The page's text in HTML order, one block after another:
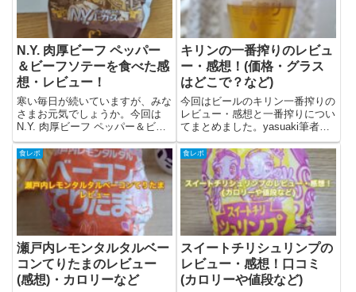
N.Y. 肉厚ビーフ ペッパー
＆ビーフソテーを食べた感
想・レビュー！
寒い毎日が続いていますが、みな
さまお元気でしょうか。今回は
N.Y. 肉厚ビーフ ペッパー＆ビー
フソテーを食べたので、商品の紹
介とレビューを書いています！
NYバーガーズは去年ぶりです
ね。去年は肉厚ビーフ＆チーズを
食べていたようで...N.Y....
キリンの一番搾りのレビュ
ー・感想！(価格・グラス
はどこで？など)
今回はビールのキリン一番搾りの
レビュー・感想と一番搾りについ
てまとめました。yasuaki筆者が
自宅に常備しているビールのひと
つ。他のビールにない特徴のある
苦味が良いですよね。一番搾りっ
て？一番搾りはキリンビール株式
会社が販売するビール。1...
食レポ
瀬戸内レモンタルタルベー
コンてりたまのレビュー
(感想)・カロリーなど
食レポ
スイートチリシュリンプの
レビュー・感想！口コミ
(カロリーや値段など)